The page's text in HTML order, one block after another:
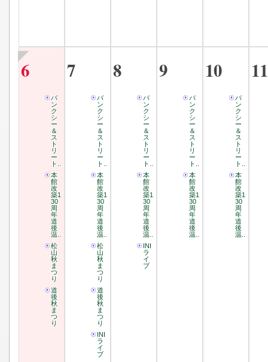
6
バ
ン
ク
シ
ー
＆
ス
ト
リ
ー
ト..
本
館
改
築1
30
周
年
道
後
温..
松
山
秋
ま
つ
り
道
後
秋
ま
つ
り
7
バ
ン
ク
シ
ー
＆
ス
ト
リ
ー
ト..
本
館
改
築1
30
周
年
道
後
温..
松
山
秋
ま
つ
り
道
後
秋
ま
つ
り
INI
ラ
イ
ブ
8
バ
ン
ク
シ
ー
＆
ス
ト
リ
ー
ト..
本
館
改
築1
30
周
年
道
後
温..
INI
ラ
イ
ブ
9
バ
ン
ク
シ
ー
＆
ス
ト
リ
ー
ト..
本
館
改
築1
30
周
年
道
後
温..
10
バ
ン
ク
シ
ー
＆
ス
ト
リ
ー
ト..
本
館
改
築1
30
周
年
道
後
温..
11